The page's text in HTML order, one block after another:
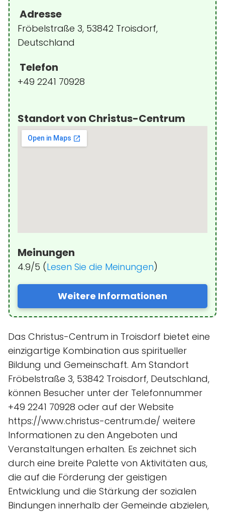
Adresse
Fröbelstraße 3, 53842 Troisdorf,
Deutschland
Telefon
+49 2241 70928
Standort von Christus-Centrum
Meinungen
4.9/5 (Lesen Sie die Meinungen)
Weitere Informationen
Das Christus-Centrum in Troisdorf bietet eine
einzigartige Kombination aus spiritueller
Bildung und Gemeinschaft. Am Standort
Fröbelstraße 3, 53842 Troisdorf, Deutschland,
können Besucher unter der Telefonnummer
+49 2241 70928 oder auf der Website
https://www.christus-centrum.de/ weitere
Informationen zu den Angeboten und
Veranstaltungen erhalten. Es zeichnet sich
durch eine breite Palette von Aktivitäten aus,
die auf die Förderung der geistigen
Entwicklung und die Stärkung der sozialen
Bindungen innerhalb der Gemeinde abzielen,